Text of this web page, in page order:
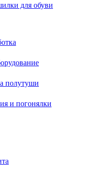
для обуви
полутуши
и погонялки